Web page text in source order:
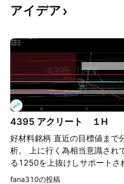
アイデア
4395 アクリート １H
好材料銘柄 直近の目標値まで
析。 上に行く為相当意識され
る1250を上抜けしサポートさ
ほしいところ。 本日は赤色ト
fana310の投稿